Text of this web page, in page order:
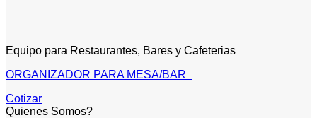
Equipo para Restaurantes, Bares y Cafeterias
ORGANIZADOR PARA MESA/BAR
Cotizar
Quienes Somos?